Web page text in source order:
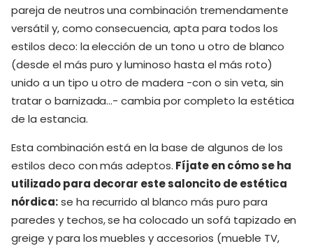
pareja de neutros una combinación tremendamente
versátil y, como consecuencia, apta para todos los
estilos deco: la elección de un tono u otro de blanco
(desde el más puro y luminoso hasta el más roto)
unido a un tipo u otro de madera -con o sin veta, sin
tratar o barnizada…- cambia por completo la estética
de la estancia.
Esta combinación está en la base de algunos de los
estilos deco con más adeptos. Fíjate en cómo se ha
utilizado para decorar este saloncito de estética
nórdica:se ha recurrido al blanco más puro para
paredes y techos, se ha colocado un sofá tapizado en
greige y para los muebles y accesorios (mueble TV,